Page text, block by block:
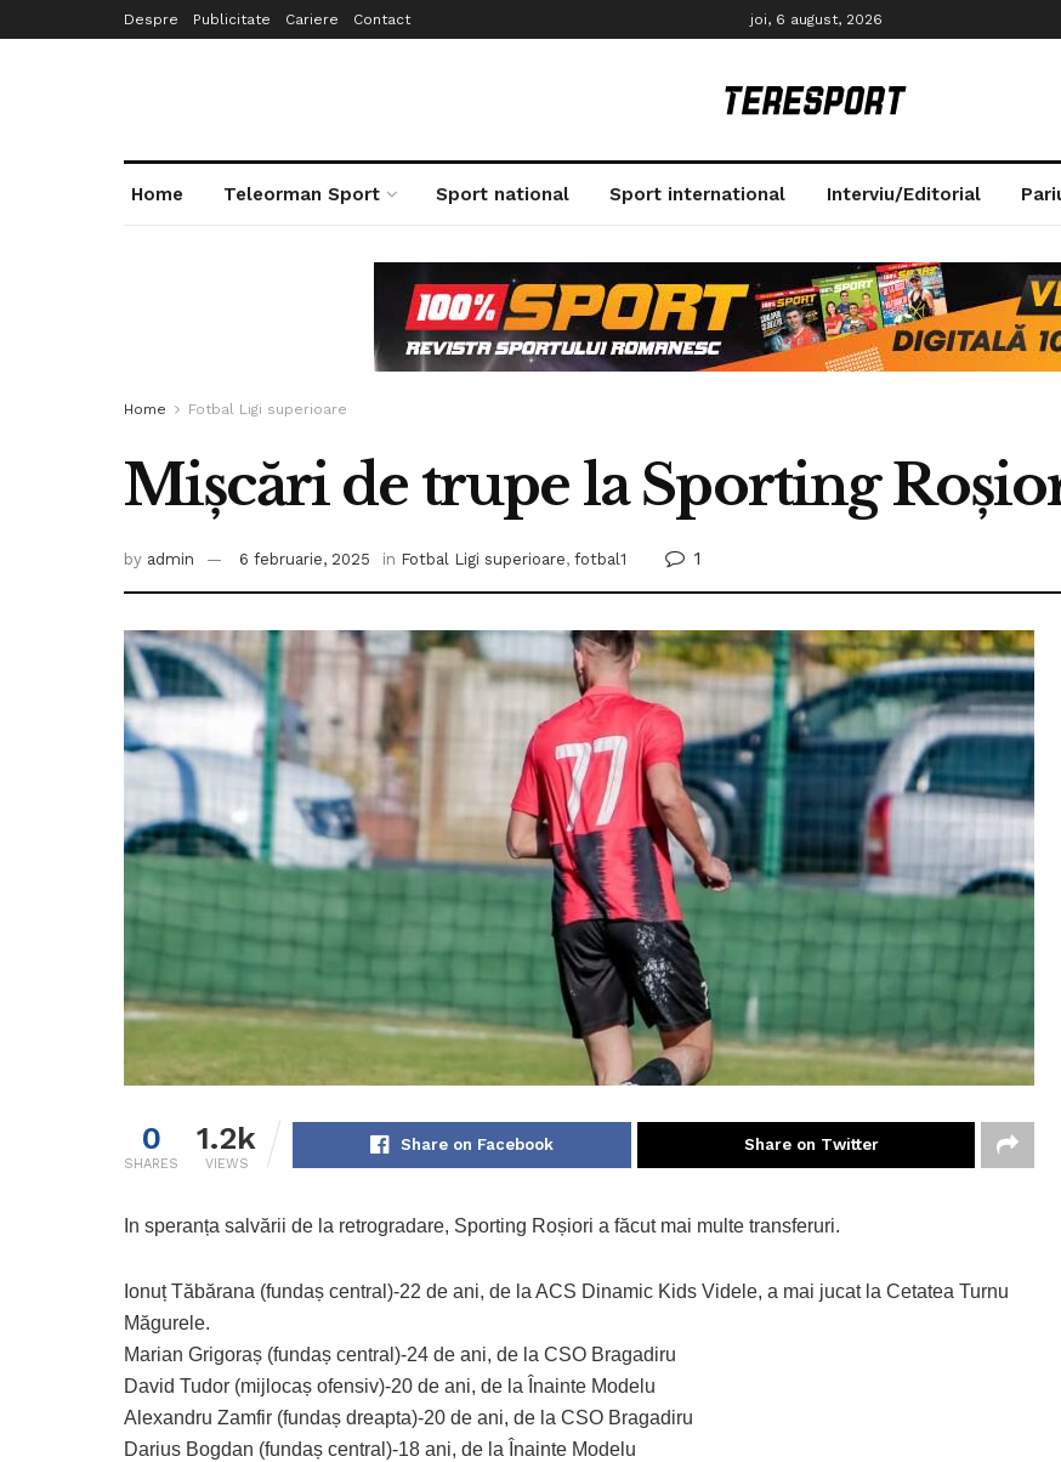
Despre Publicitate Cariere Contact joi, 6 august, 2026
Home Teleorman Sport Sport national Sport international Interviu/Editorial
Home Fotbal Ligi superioare
Mișcări de trupe la Sporting
by admin 6 februarie, 2025 in Fotbal Ligi superioare, fotbal1 1
0
SHARES
1.2k
VIEWS
Share on Facebook Share on Twitter
In speranța salvării de la retrogradare, Sporting Roșiori a făcut mai multe transferuri.
Ionuț Tăbărana (fundaș central)-22 de ani, de la ACS Dinamic Kids Videle, a mai jucat la Cetatea Turnu
Măgurele.
Marian Grigoraș (fundaș central)-24 de ani, de la CSO Bragadiru
David Tudor (mijlocaș ofensiv)-20 de ani, de la Înainte Modelu
Alexandru Zamfir (fundaș dreapta)-20 de ani, de la CSO Bragadiru
Darius Bogdan (fundaș central)-18 ani, de la Înainte Modelu